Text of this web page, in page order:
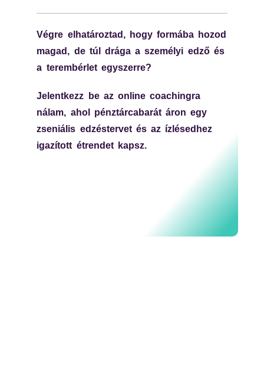
Végre elhatároztad, hogy formába hozod
magad, de túl drága a személyi edző és
a terembérlet egyszerre?
Jelentkezz be az online coachingra
nálam, ahol pénztárcabarát áron egy
zseniális edzéstervet és az ízlésedhez
igazított étrendet kapsz.